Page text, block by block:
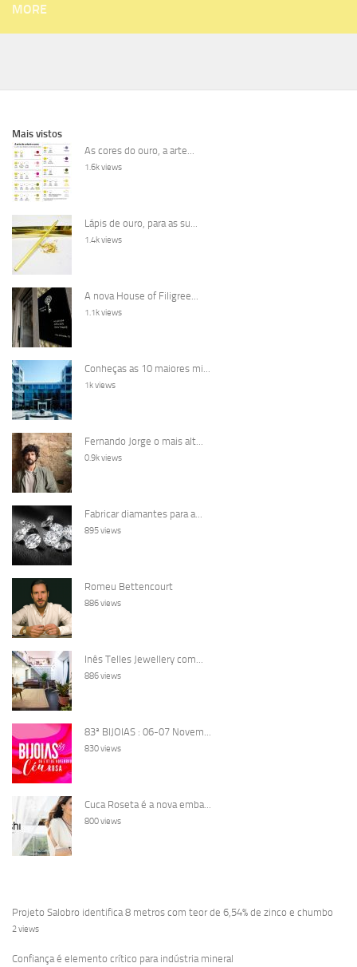
MORE
Mais vistos
As cores do ouro, a arte...
1.6k views
Lápis de ouro, para as su...
1.4k views
A nova House of Filigree...
1.1k views
Conheças as 10 maiores mi...
1k views
Fernando Jorge o mais alt...
0.9k views
Fabricar diamantes para a...
895 views
Romeu Bettencourt
886 views
Inês Telles Jewellery com...
886 views
83ª BIJOIAS : 06-07 Novem...
830 views
Cuca Roseta é a nova emba...
800 views
Projeto Salobro identifica 8 metros com teor de 6,54% de zinco e chumbo
2 views
Confiança é elemento crítico para indústria mineral